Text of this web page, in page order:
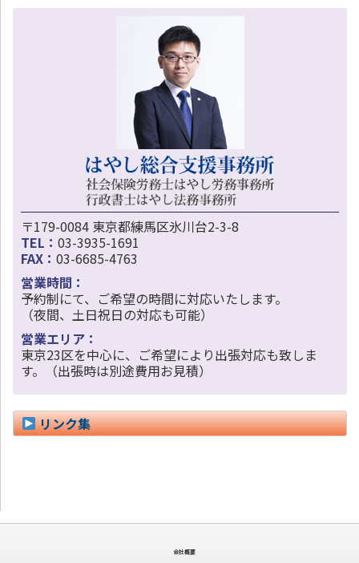
〒179-0084 東京都練馬区氷川台2-3-8
TEL： 03-3935-1691
FAX： 03-6685-4763
営業時間：
予約制にて、ご希望の時間に対応いたします。
（夜間、土日祝日の対応も可能）
営業エリア：
東京23区を中心に、ご希望により出張対応も致しま
す。（出張時は別途費用お見積）
リンク集
会社概要